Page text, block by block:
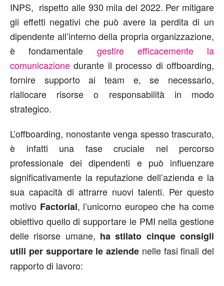
INPS, rispetto alle 930 mila del 2022. Per mitigare
gli effetti negativi che può avere la perdita di un
dipendente all’interno della propria organizzazione,
è fondamentale gestire efficacemente la
comunicazione durante il processo di offboarding,
fornire supporto ai team e, se necessario,
riallocare risorse o responsabilità in modo
strategico.
L’offboarding, nonostante venga spesso trascurato,
è infatti una fase cruciale nel percorso
professionale dei dipendenti e può influenzare
significativamente la reputazione dell’azienda e la
sua capacità di attrarre nuovi talenti. Per questo
motivo Factorial, l’unicorno europeo che ha come
obiettivo quello di supportare le PMI nella gestione
delle risorse umane, ha stilato cinque consigli
utili per supportare le aziende nelle fasi finali del
rapporto di lavoro: